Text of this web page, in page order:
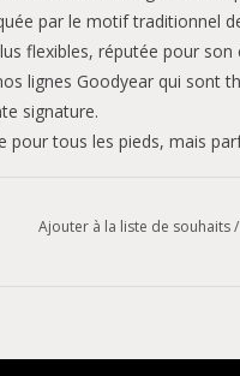
par le motif traditionnel
flexibles, réputée pour
lignes Goodyear qui sont
signature.
pour tous les pieds, mais
Ajouter à la liste de souhaits/